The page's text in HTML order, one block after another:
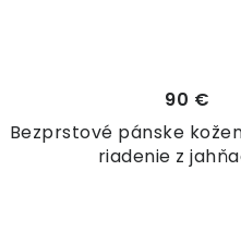
Bezprstové pánske
riadenie z
90 €